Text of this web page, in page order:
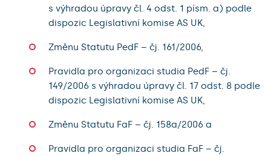
s výhradou úpravy čl. 4 odst. 1 písm. a) podle
dispozic Legislativní komise AS UK,
Změnu Statutu PedF – čj. 161/2006,
Pravidla pro organizaci studia PedF – čj.
149/2006 s výhradou úpravy čl. 17 odst. 8 podle
dispozic Legislativní komise AS UK,
Změnu Statutu FaF – čj. 158a/2006 a
Pravidla pro organizaci studia FaF – čj.